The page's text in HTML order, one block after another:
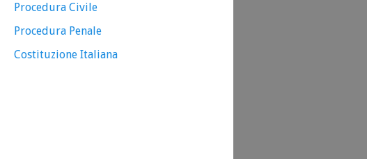
Procedura Civile
Procedura Penale
Costituzione Italiana